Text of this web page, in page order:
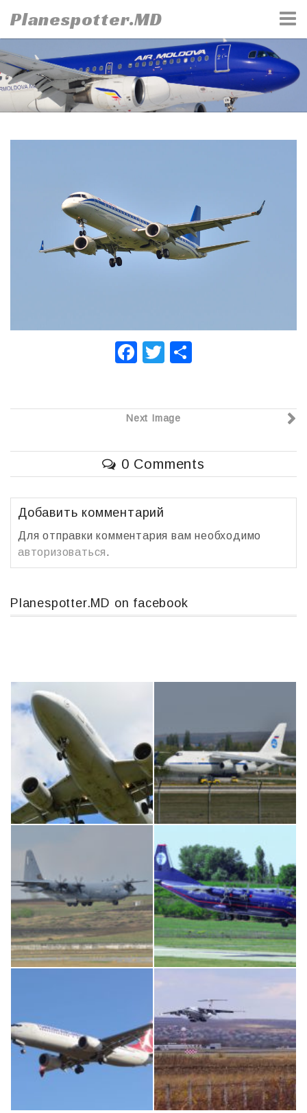
to
content
Planespotter.MD
F
e
o
o
k
T
er
в
и
т
ь
Next Image
0 Comments
Добавить комментарий
Для отправки комментария вам необходимо
авторизоваться.
Planespotter.MD on facebook
Airbus A319-114 D-AILN, Lufthansa, Франкфурт-Кишинев, 24/06/18 An124, RA-82013
An12, UR-CGV